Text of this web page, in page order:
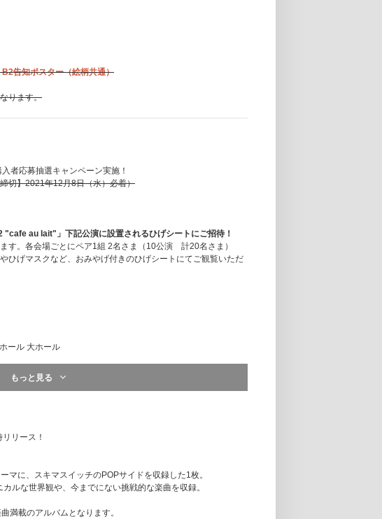
告知ポスター（絵柄共通）
ります。
者応募抽選キャンペーン実施！
切】2021年12月8日（水）必着）
"cafe au lait"」下記公演に設置されるひげシートにご招待！
す。各会場ごとにペア1組 2名さま（10公演 計20名さま）
ひげマスクなど、おみやげ付きのひげシートにてご観覧いただ
ール 大ホール
。
日（水）必着
Milk」＆「Bitter Coffee」ポスター 50名さま
もっと見る
リース！
マに、スキマスイッチのPOPサイドを収録した1枚。
ルな世界観や、今までにない挑戦的な楽曲を収録。
満載のアルバムとなります。